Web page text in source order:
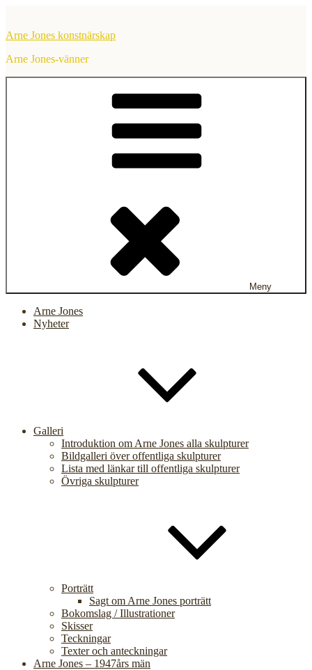
innehåll
Arne Jones konstnärskap
Arne Jones-vänner
Meny
Arne Jones
Nyheter
Galleri
Introduktion om Arne Jones alla skulpturer
Bildgalleri över offentliga skulpturer
Lista med länkar till offentliga skulpturer
Övriga skulpturer
Porträtt
Sagt om Arne Jones porträtt
Bokomslag / Illustrationer
Skisser
Teckningar
Texter och anteckningar
Arne Jones – 1947års män